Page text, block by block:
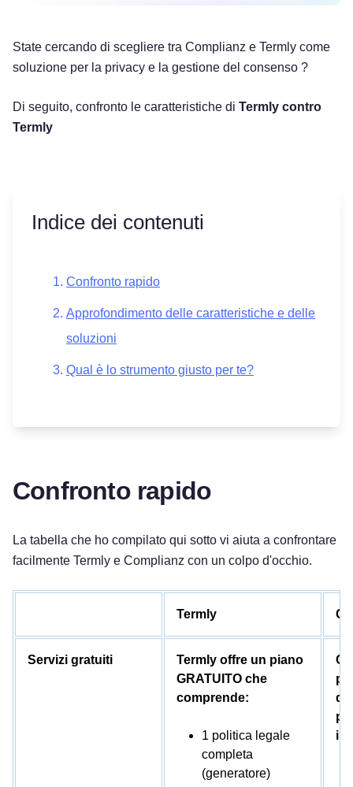
State cercando di scegliere tra Complianz e Termly come
soluzione per la privacy e la gestione del consenso ?
Di seguito, confronto le caratteristiche di Termly contro
Termly
Indice dei contenuti
Confronto rapido
Approfondimento delle caratteristiche e delle
soluzioni
Qual è lo strumento giusto per te?
Confronto rapido
La tabella che ho compilato qui sotto vi aiuta a confrontare
facilmente Termly e Complianz con un colpo d'occhio.
Termly
Servizi gratuiti
Termly offre un piano
GRATUITO che
comprende:
1 politica legale
completa
(generatore)